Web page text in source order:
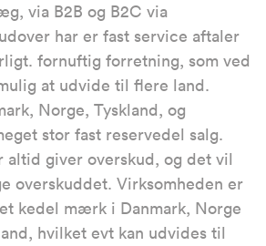
via B2B og B2C via
har er fast service aftaler
fornuftig forretning, som ved
at udvide til flere land.
Norge, Tyskland, og
stor fast reservedel salg.
altid giver overskud, og det vil
overskuddet. Virksomheden er
kedel mærk i Danmark, Norge
hvilket evt kan udvides til